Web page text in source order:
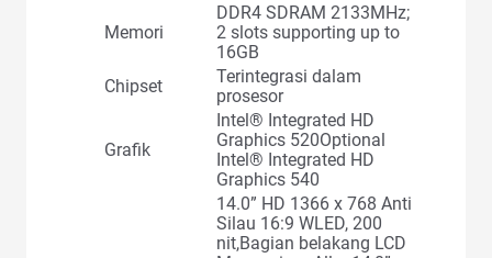
Memori
DDR4 SDRAM 2133MHz;
2 slots supporting up to
16GB
Chipset
Terintegrasi dalam
prosesor
Grafik
Intel® Integrated HD
Graphics 520Optional
Intel® Integrated HD
Graphics 540
14.0” HD 1366 x 768 Anti
Silau 16:9 WLED, 200
nit,Bagian belakang LCD